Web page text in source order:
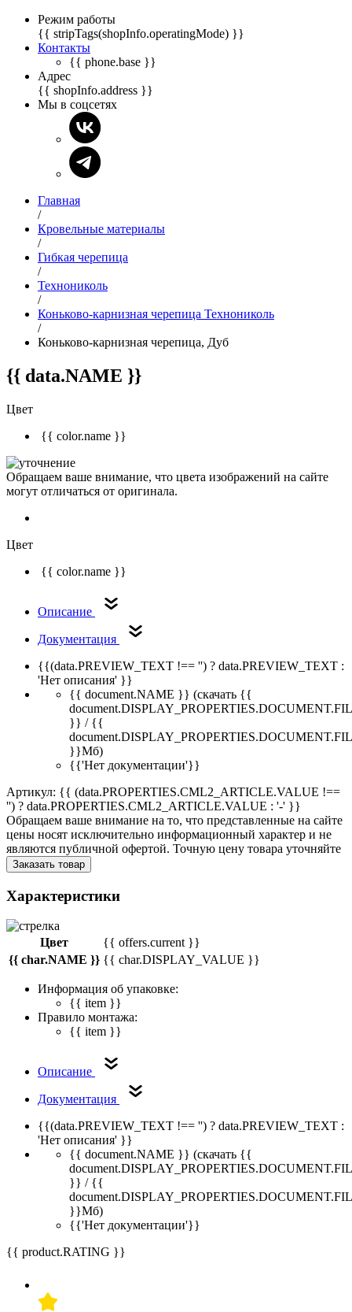
Режим работы
{{ stripTags(shopInfo.operatingMode) }}
Контакты
{{ phone.base }}
Адрес
{{ shopInfo.address }}
Мы в соцсетях
Главная
/
Кровельные материалы
/
Гибкая черепица
/
Технониколь
/
Коньково-карнизная черепица Технониколь
/
Коньково-карнизная черепица, Дуб
{{ data.NAME }}
Цвет
{{ color.name }}
Обращаем ваше внимание, что цвета изображений на сайте
могут отличаться от оригинала.
Цвет
{{ color.name }}
Описание
Документация
{{(data.PREVIEW_TEXT !== '') ? data.PREVIEW_TEXT :
'Нет описания' }}
{{ document.NAME }} (скачать {{
}} / {{
}}Мб)
{{'Нет документации'}}
Артикул: {{ (data.PROPERTIES.CML2_ARTICLE.VALUE !==
'') ? data.PROPERTIES.CML2_ARTICLE.VALUE : '-' }}
Обращаем ваше внимание на то, что представленные на сайте
цены носят исключительно информационный характер и не
являются публичной офертой. Точную цену товара уточняйте
Заказать товар
Характеристики
Цвет
{{ offers.current }}
{{ char.NAME }} {{ char.DISPLAY_VALUE }}
Информация об упаковке:
{{ item }}
Правило монтажа:
{{ item }}
Описание
Документация
{{(data.PREVIEW_TEXT !== '') ? data.PREVIEW_TEXT :
'Нет описания' }}
{{ document.NAME }} (скачать {{
}} / {{
}}Мб)
{{'Нет документации'}}
{{ product.RATING }}